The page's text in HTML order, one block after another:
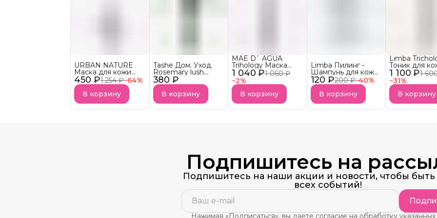
450 ₽1 254 ₽−64%
URBAN NATURE
Маска для кожи
головы ANTI-
DANDRUFF против
перхоти АКЦИЯ!
В корзину
380 ₽
Tashe Дом. Уход
Rosemary lush
Сыворотка-бустер
для кожи головы
В корзину
1 040 ₽1 060 ₽
−2%
MAE D` AGUA
Trihology Маска
успокаивающая для
кожи головы
CALMING MASK
В корзину
120 ₽200 ₽−40%
Limba Пилинг -
Шампунь для кожи
головы Mint Scalp
Cleansing Shampoo
Сашет
В корзину
1 100 ₽1
−31%
Limba
Тоник для
головы
Strength Toner
АКЦИЯ!
ассортимента
В корзину
Подпишитесь на
Подпишитесь на наши акции и новости, чтобы быть
всех событий!
Нажимая «Подписаться», вы даете согласие на обработку указанных